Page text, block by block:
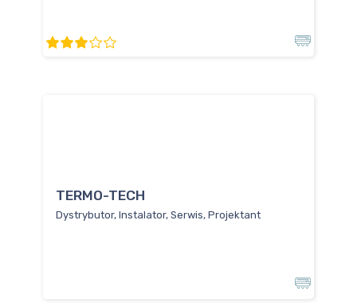
TERMO-TECH
Dystrybutor, Instalator, Serwis, Projektant